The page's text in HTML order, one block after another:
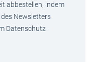
abbestellen, indem
Newsletters
Datenschutz